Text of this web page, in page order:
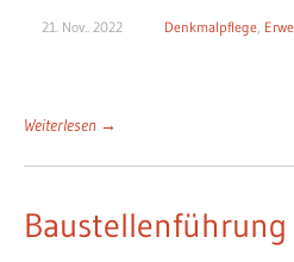
21. Nov.. 2022 Denkmalpflege,
Weiterlesen →